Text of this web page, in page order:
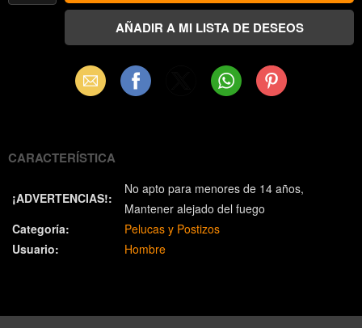
Email Facebook WhatsAppPinterest
CARACTERÍSTICA
¡ADVERTENCIAS!:
No apto para menores de 14 años
Mantener alejado del fuego
Categoría:
Pelucas y Postizos
Usuario:
Hombre